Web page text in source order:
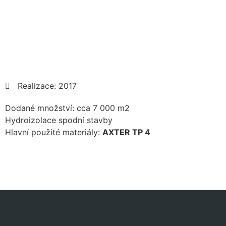
Realizace: 2017
Dodané množství: cca 7 000 m2
Hydroizolace spodní stavby
Hlavní použité materiály: AXTER TP 4